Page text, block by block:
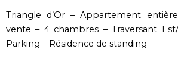
Triangle d’Or – Appartement
vente – 4 chambres – Traversant
Parking – Résidence de standing